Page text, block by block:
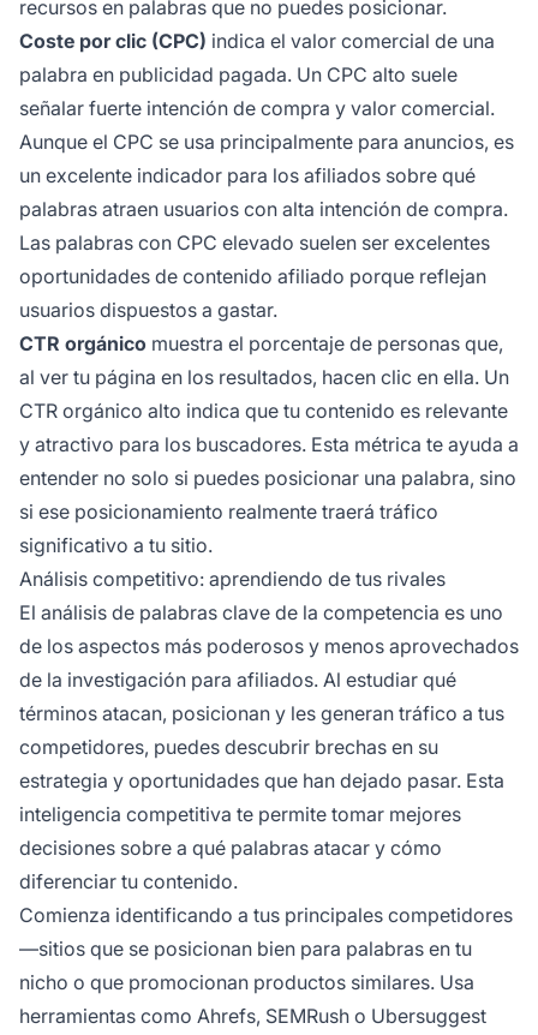
recursos en palabras que no puedes posicionar.
Coste por clic (CPC) indica el valor comercial de una
palabra en publicidad pagada. Un CPC alto suele
señalar fuerte intención de compra y valor comercial.
Aunque el CPC se usa principalmente para anuncios, es
un excelente indicador para los afiliados sobre qué
palabras atraen usuarios con alta intención de compra.
Las palabras con CPC elevado suelen ser excelentes
oportunidades de contenido afiliado porque reflejan
usuarios dispuestos a gastar.
CTR orgánico muestra el porcentaje de personas que,
al ver tu página en los resultados, hacen clic en ella. Un
CTR orgánico alto indica que tu contenido es relevante
y atractivo para los buscadores. Esta métrica te ayuda a
entender no solo si puedes posicionar una palabra, sino
si ese posicionamiento realmente traerá tráfico
significativo a tu sitio.
Análisis competitivo: aprendiendo de tus rivales
El análisis de palabras clave de la competencia es uno
de los aspectos más poderosos y menos aprovechados
de la investigación para afiliados. Al estudiar qué
términos atacan, posicionan y les generan tráfico a tus
competidores, puedes descubrir brechas en su
estrategia y oportunidades que han dejado pasar. Esta
inteligencia competitiva te permite tomar mejores
decisiones sobre a qué palabras atacar y cómo
diferenciar tu contenido.
Comienza identificando a tus principales competidores
—sitios que se posicionan bien para palabras en tu
nicho o que promocionan productos similares. Usa
herramientas como Ahrefs, SEMRush o Ubersuggest